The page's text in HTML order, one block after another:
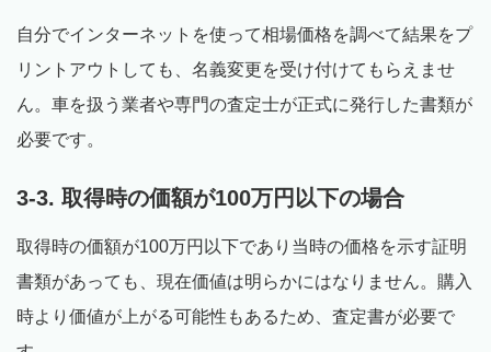
自分でインターネットを使って相場価格を調べて結果をプ
リントアウトしても、名義変更を受け付けてもらえませ
ん。車を扱う業者や専門の査定士が正式に発行した書類が
必要です。
3-3. 取得時の価額が100万円以下の場合
取得時の価額が100万円以下であり当時の価格を示す証明
書類があっても、現在価値は明らかにはなりません。購入
時より価値が上がる可能性もあるため、査定書が必要で